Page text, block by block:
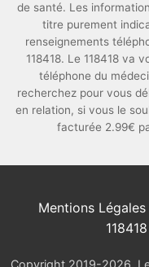
de santé. Les
titre purement
renseignements
118418. Le 118418 va
téléphone du
recherchez pour vous
en relation, si vous le
facturée 2.99€
Mentions Légales
118418
Copyright 2019-2026.